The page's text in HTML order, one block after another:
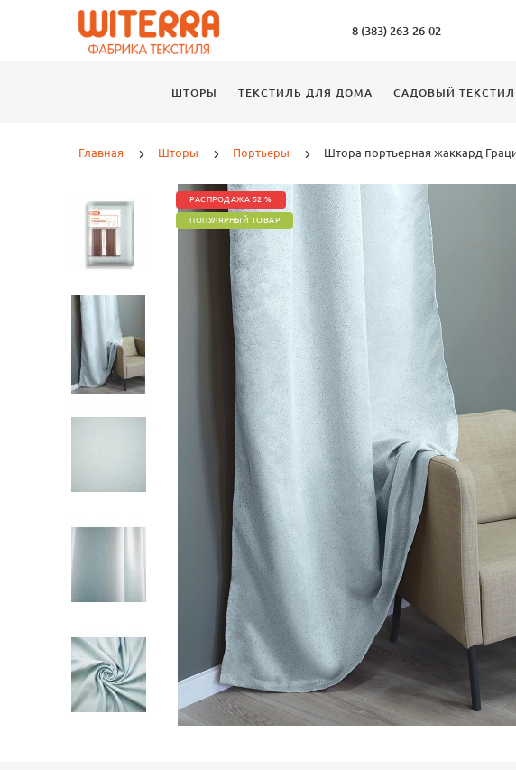
8 (383) 263-26-02
ШТОРЫ ТЕКСТИЛЬ ДЛЯ ДОМА САДОВЫЙ
Главная Шторы Портьеры Штора портьерная жаккард
РАСПРОДАЖА 52 %
ПОПУЛЯРНЫЙ ТОВАР